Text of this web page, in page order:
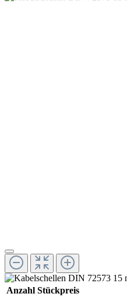
Anzahl Stückpreis